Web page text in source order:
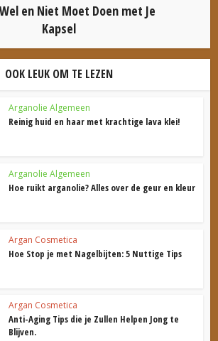
en Niet Moet Doen met Je
Kapsel
OOK LEUK OM TE LEZEN
Arganolie Algemeen
Reinig huid en haar met krachtige lava klei!
Arganolie Algemeen
Hoe ruikt arganolie? Alles over de geur en kleur
Argan Cosmetica
Hoe Stop je met Nagelbijten: 5 Nuttige Tips
Argan Cosmetica
Anti-Aging Tips die je Zullen Helpen Jong te
Blijven.